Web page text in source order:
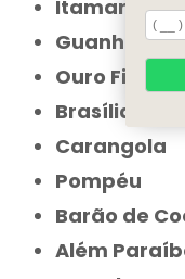
Guanhães
Ouro Fino
Brasília de
Carangola
Pompéu
Barão de
Além